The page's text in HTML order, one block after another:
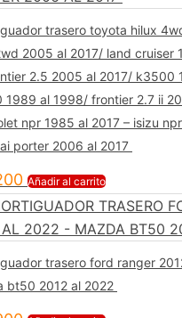
trasero toyota hilux
2005 al 2017/ land cruiser
2.5 2005 al 2017/ k3500
1989 al 1998/ frontier 2.7 ii
npr 1985 al 2017 – isizu
porter 2006 al 2017
Añadir al carrito
trasero ford ranger
bt50 2012 al 2022